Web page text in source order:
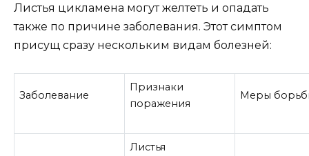
Листья цикламена могут желтеть и опадать
также по причине заболевания. Этот симптом
присущ сразу нескольким видам болезней:
Заболевание
Признаки
поражения
Меры
Листья